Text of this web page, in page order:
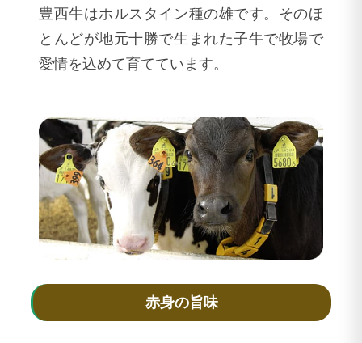
豊西牛はホルスタイン種の雄です。そのほ
とんどが地元十勝で生まれた子牛で牧場で
愛情を込めて育てています。
赤身の旨味